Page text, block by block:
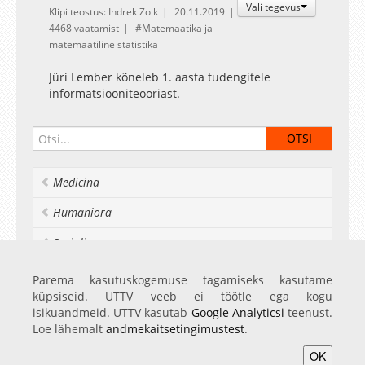
Vali tegevus
Klipi teostus: Indrek Zolk
20.11.2019
4468 vaatamist
Matemaatika ja
matemaatiline statistika
Jüri Lember kõneleb 1. aasta tudengitele
informatsiooniteooriast.
Medicina
Humaniora
Socialia
Realia et naturalia
Ülikoolist veel
Parema kasutuskogemuse tagamiseks kasutame
küpsiseid. UTTV veeb ei töötle ega kogu
isikuandmeid. UTTV kasutab Google Analyticsi teenust.
Loe lähemalt andmekaitsetingimustest.
OK